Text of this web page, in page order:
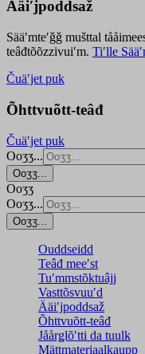
Ääiʹjpoddsaž
Sääʹmteʹǧǧ mušttal
teâđtõõzzivuiʹm. Tiʹlle
Čuäʹjet puk
Õhttvuõtt-teâđ
Čuäʹjet puk
Ooʒʒ...
Ooʒʒ...
Ooʒʒ
Ooʒʒ...
Ooʒʒ...
Ouddseidd
Teâđ meeʹst
Tuʹmmstõktuâjj
Vasttõsvuuʹd
Ääiʹjpoddsaž
Õhttvuõtt-teâđ
Jåårǥlõʹtti da tuulk
Mättmateriaalkaupp